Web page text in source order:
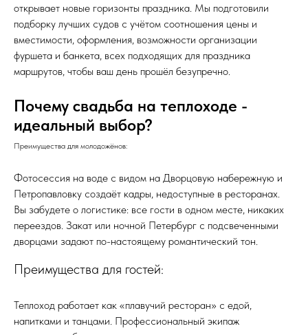
открывает новые горизонты праздника. Мы подготовили
подборку лучших судов с учётом соотношения цены и
вместимости, оформления, возможности организации
фуршета и банкета, всех подходящих для праздника
маршрутов, чтобы ваш день прошёл безупречно.
Почему свадьба на теплоходе -
идеальный выбор?
Преимущества для молодожёнов:
Фотосессия на воде с видом на Дворцовую набережную и
Петропавловку создаёт кадры, недоступные в ресторанах.
Вы забудете о логистике: все гости в одном месте, никаких
переездов. Закат или ночной Петербург с подсвеченными
дворцами задают по-настоящему романтический тон.
Преимущества для гостей:
Теплоход работает как «плавучий ресторан» с едой,
напитками и танцами. Профессиональный экипаж